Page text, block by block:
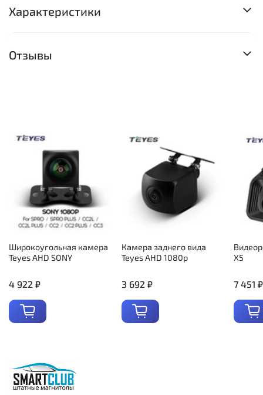
Характеристики
Отзывы
Широкоугольная камера
Teyes AHD SONY
4 922 ₽
Камера заднего вида
Teyes AHD 1080p
3 692 ₽
X5
7 451 ₽